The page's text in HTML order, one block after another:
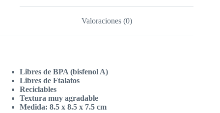
Valoraciones (0)
Libres de BPA (bisfenol A)
Libres de Ftalatos
Reciclables
Textura muy agradable
Medida: 8.5 x 8.5 x 7.5 cm